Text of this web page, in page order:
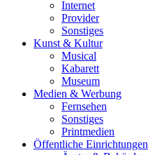
Internet
Provider
Sonstiges
Kunst & Kultur
Musical
Kabarett
Museum
Medien & Werbung
Fernsehen
Sonstiges
Printmedien
Öffentliche Einrichtungen